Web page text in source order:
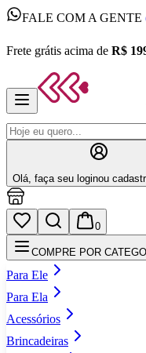
FALE COM A GENTE
Frete grátis acima de R$
Olá, faça seu loginou
0
COMPRE POR
Para Ele
Para Ela
Acessórios
Brincadeiras